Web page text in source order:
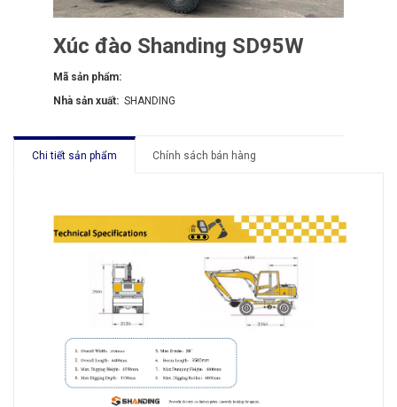
Xúc đào Shanding SD95W
Mã sản phẩm:
Nhà sản xuất: SHANDING
Chi tiết sản phẩm Chính sách bán hàng